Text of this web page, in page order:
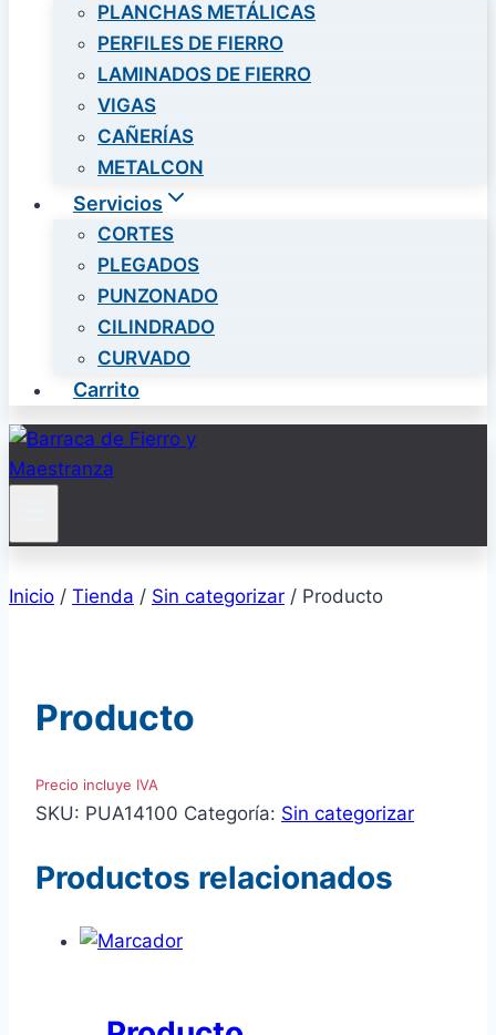
PLANCHAS METÁLICAS
PERFILES DE FIERRO
LAMINADOS DE FIERRO
VIGAS
CAÑERÍAS
METALCON
Servicios
CORTES
PLEGADOS
PUNZONADO
CILINDRADO
CURVADO
Carrito
Inicio / Tienda / Sin categorizar / Producto
Producto
Precio incluye IVA
SKU: PUA14100 Categoría: Sin categorizar
Productos relacionados